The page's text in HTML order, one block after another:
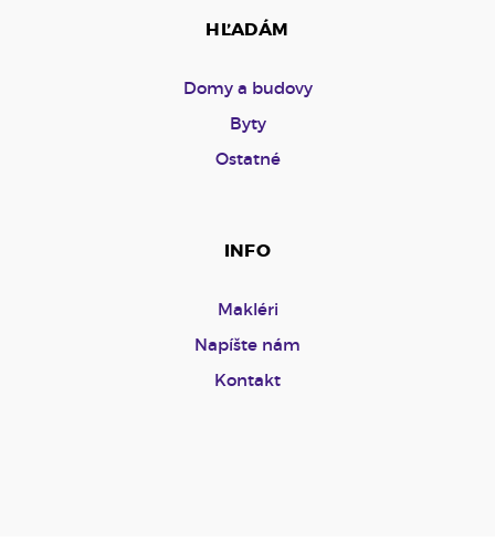
HĽADÁM
Domy a budovy
Byty
Ostatné
INFO
Makléri
Napíšte nám
Kontakt